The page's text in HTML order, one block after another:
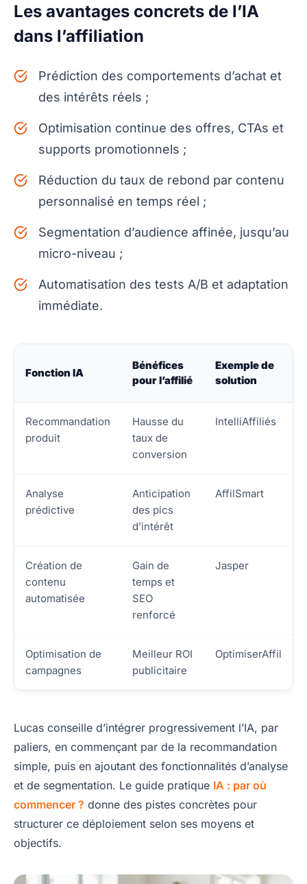
Les avantages concrets de l’IA
dans l’affiliation
Prédiction des comportements d’achat et
des intérêts réels ;
Optimisation continue des offres, CTAs et
supports promotionnels ;
Réduction du taux de rebond par contenu
personnalisé en temps réel ;
Segmentation d’audience affinée, jusqu’au
micro-niveau ;
Automatisation des tests A/B et adaptation
immédiate.
Fonction IA
Bénéfices
pour l’affilié
Exemple de
solution
Recommandation
produit
Hausse du
taux de
conversion
IntelliAffiliés
Analyse
prédictive
Anticipation
des pics
d’intérêt
AffilSmart
Création de
contenu
automatisée
Gain de
temps et
SEO
renforcé
Jasper
Optimisation de
campagnes
Meilleur ROI
publicitaire
OptimiserAffil
Lucas conseille d’intégrer progressivement l’IA, par
paliers, en commençant par de la recommandation
simple, puis en ajoutant des fonctionnalités d’analyse
et de segmentation. Le guide pratique IA : par où
commencer ? donne des pistes concrètes pour
structurer ce déploiement selon ses moyens et
objectifs.